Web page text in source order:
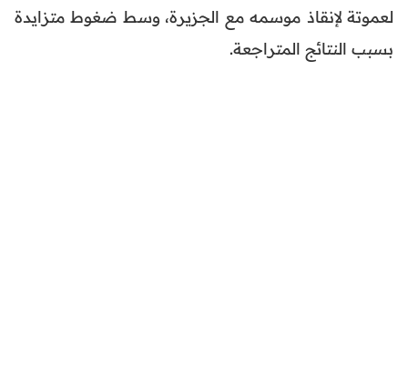
لعموتة لإنقاذ موسمه مع الجزيرة، وسط ضغوط متزايدة
بسبب النتائج المتراجعة.